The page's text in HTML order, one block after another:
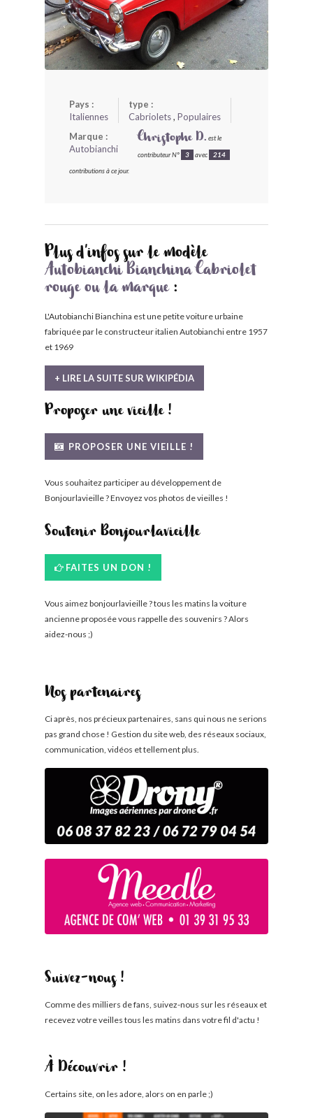
Pays :
Italiennes
type :
Cabriolets, Populaires
Marque :
Autobianchi
Christophe D. est le
contributeur N° 3 avec 214
contributions à ce jour.
Plus d'infos sur le modèle
Autobianchi Bianchina Cabriolet
rouge ou la marque:
L'Autobianchi Bianchina est une petite voiture urbaine
fabriquée par le constructeur italien Autobianchi entre 1957
et 1969
+ LIRE LA SUITE SUR WIKIPÉDIA
Proposer une vieille !
PROPOSER UNE VIEILLE !
Vous souhaitez participer au développement de
Bonjourlavieille ? Envoyez vos photos de vieilles !
Soutenir Bonjourlavieille
FAITES UN DON !
Vous aimez bonjourlavieille ? tous les matins la voiture
ancienne proposée vous rappelle des souvenirs ? Alors
aidez-nous ;)
Nos partenaires
Ci après, nos précieux partenaires, sans qui nous ne serions
pas grand chose ! Gestion du site web, des réseaux sociaux,
communication, vidéos et tellement plus.
Suivez-nous !
Comme des milliers de fans, suivez-nous sur les réseaux et
recevez votre veilles tous les matins dans votre fil d'actu !
À Découvrir !
Certains site, on les adore, alors on en parle ;)